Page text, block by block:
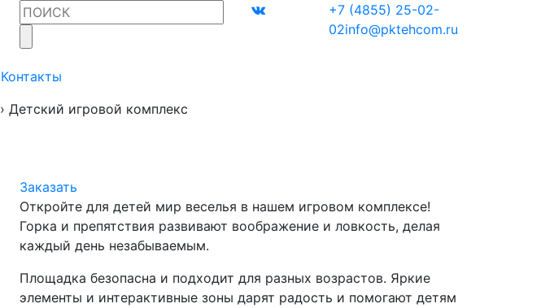
+7 (4855) 25-02-
02info@pktehcom.ru
Контакты
› Детский игровой комплекс
Заказать
Откройте для детей мир веселья в нашем игровом комплексе!
Горка и препятствия развивают воображение и ловкость, делая
каждый день незабываемым.
Площадка безопасна и подходит для разных возрастов. Яркие
элементы и интерактивные зоны дарят радость и помогают детям